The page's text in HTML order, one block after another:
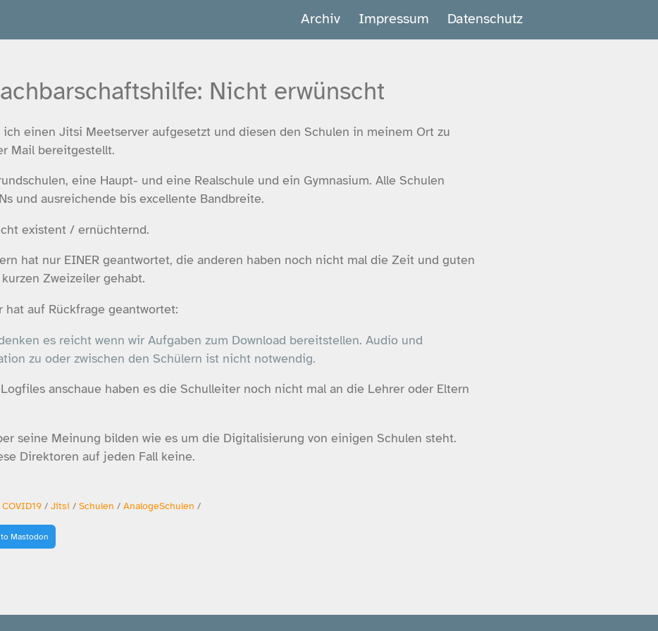
Archiv Impressum Datenschutz
Nicht erwünscht
ich einen Jitsi Meetserver aufgesetzt und diesen den Schulen in meinem Ort zu
Mail bereitgestellt.
eine Haupt- und eine Realschule und ein Gymnasium. Alle Schulen
und ausreichende bis excellente Bandbreite.
existent / ernüchternd.
hat nur EINER geantwortet, die anderen haben noch nicht mal die Zeit und guten
Zweizeiler gehabt.
hat auf Rückfrage geantwortet:
es reicht wenn wir Aufgaben zum Download bereitstellen. Audio und
zu oder zwischen den Schülern ist nicht notwendig.
anschaue haben es die Schulleiter noch nicht mal an die Lehrer oder Eltern
seine Meinung bilden wie es um die Digitalisierung von einigen Schulen steht.
Direktoren auf jeden Fall keine.
COVID19 / Jitsi / Schulen / AnalogeSchulen /
to Mastodon